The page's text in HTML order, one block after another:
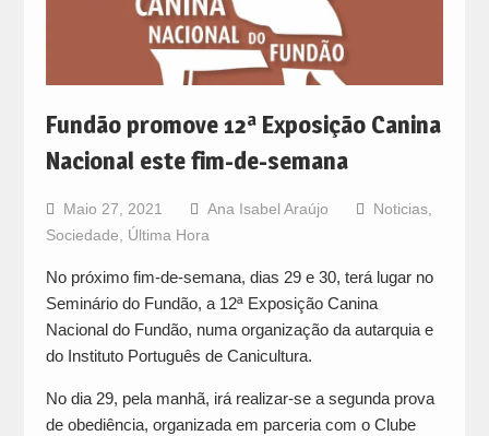
Fundão promove 12ª Exposição Canina
Nacional este fim-de-semana
Maio 27, 2021 Ana Isabel Araújo Noticias,
Sociedade
Última Hora
No próximo fim-de-semana, dias 29 e 30, terá lugar no
Seminário do Fundão, a 12ª Exposição Canina
Nacional do Fundão, numa organização da autarquia e
do Instituto Português de Canicultura.
No dia 29, pela manhã, irá realizar-se a segunda prova
de obediência, organizada em parceria com o Clube